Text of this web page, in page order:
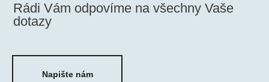
Rádi Vám odpovíme na všechny Vaše
dotazy
Napište nám